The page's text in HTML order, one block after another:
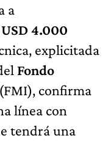
a
USD 4.000
explicitada
Fondo
(FMI), confirma
línea con
tendrá una